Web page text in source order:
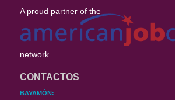
A proud partner of the
network.
CONTACTOS
BAYAMÓN: